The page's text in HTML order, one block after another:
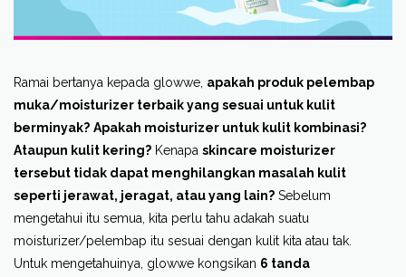
Ramai bertanya kepada glowwe, apakah produk pelembap
muka/moisturizer terbaik yang sesuai untuk kulit
berminyak? Apakah moisturizer untuk kulit kombinasi?
Ataupun kulit kering? Kenapa skincare moisturizer
tersebut tidak dapat menghilangkan masalah kulit
seperti jerawat, jeragat, atau yang lain? Sebelum
mengetahui itu semua, kita perlu tahu adakah suatu
moisturizer/pelembap itu sesuai dengan kulit kita atau tak.
Untuk mengetahuinya, glowwe kongsikan 6 tanda